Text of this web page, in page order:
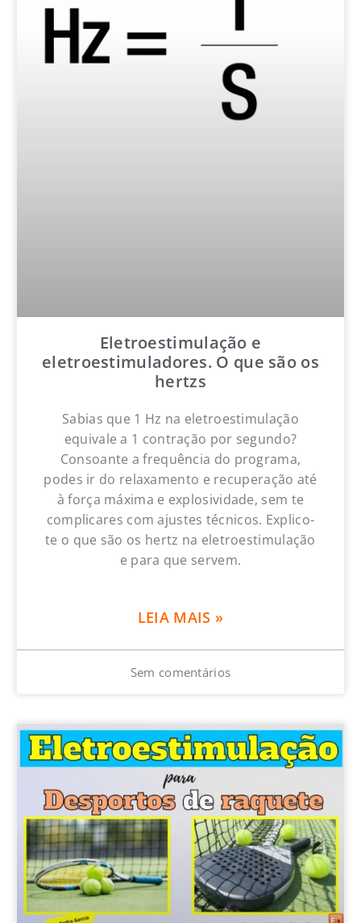
Eletroestimulação e
eletroestimuladores. O que são os
hertzs
Sabias que 1 Hz na eletroestimulação
equivale a 1 contração por segundo?
Consoante a frequência do programa,
podes ir do relaxamento e recuperação até
à força máxima e explosividade, sem te
complicares com ajustes técnicos. Explico-
te o que são os hertz na eletroestimulação
e para que servem.
LEIA MAIS »
Sem comentários